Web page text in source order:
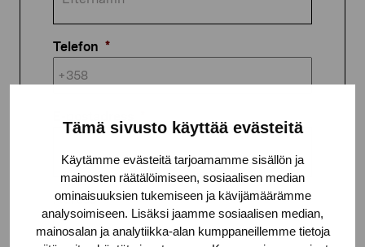
Tämä sivusto käyttää evästeitä
Käytämme evästeitä tarjoamamme sisällön ja
mainosten räätälöimiseen, sosiaalisen median
ominaisuuksien tukemiseen ja kävijämäärämme
analysoimiseen. Lisäksi jaamme sosiaalisen median,
mainosalan ja analytiikka-alan kumppaneillemme tietoja
Telefon *
Adress